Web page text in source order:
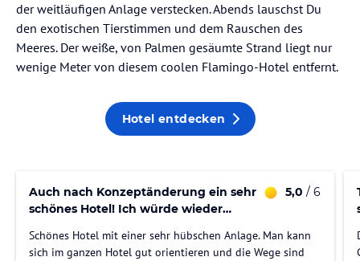
der weitläufigen Anlage verstecken. Abends lauschst Du
den exotischen Tierstimmen und dem Rauschen des
Meeres. Der weiße, von Palmen gesäumte Strand liegt nur
wenige Meter von diesem coolen Flamingo-Hotel entfernt.
Hotel entdecken
Auch nach Konzeptänderung ein sehr
schönes Hotel! Ich würde wieder
5,0 / 6
Schönes Hotel mit einer sehr hübschen Anlage. Man kann
sich im ganzen Hotel gut orientieren und die Wege sind